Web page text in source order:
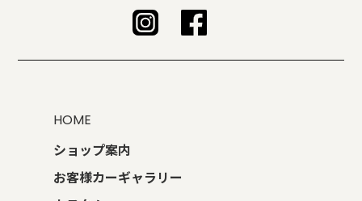
HOME
ショップ案内
お客様カーギャラリー